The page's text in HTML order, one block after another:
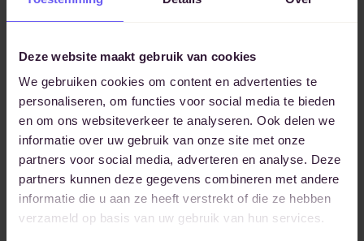
Deze website maakt gebruik van cookies
We gebruiken cookies om content en advertenties te
personaliseren, om functies voor social media te bieden
en om ons websiteverkeer te analyseren. Ook delen we
informatie over uw gebruik van onze site met onze
partners voor social media, adverteren en analyse. Deze
partners kunnen deze gegevens combineren met andere
informatie die u aan ze heeft verstrekt of die ze hebben
verzameld op basis van uw gebruik van hun services.
psychologiseren of vragen stellen met de intentie iets te
willen mededelen, wat de helderheid en effectiviteit van
de communicatie kan verminderen (mol).
Leiderschapsstijl 4: delegeren
Uiteindelijk is het laatste kwadrant van het situationeel